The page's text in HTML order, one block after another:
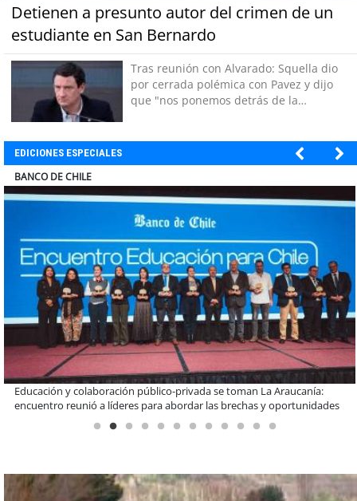
Detienen a presunto autor del crimen de un
estudiante en San Bernardo
Tras reunión con Alvarado: Squella dio
por cerrada polémica con Pavez y dijo
que "nos ponemos detrás de la
EDICIONES ESPECIALES
ELECTROLUX
Claves para comprar electrodomésticos durante el Black Sale